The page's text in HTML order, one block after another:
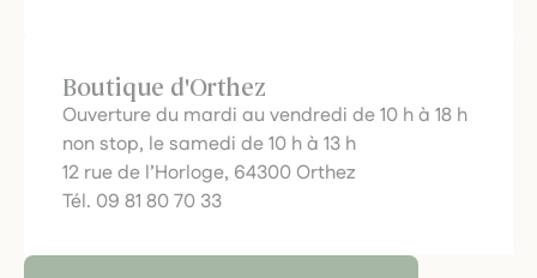
Boutique d'Orthez
Ouverture du mardi au vendredi de 10 h à 18 h
non stop, le samedi de 10 h à 13 h
12 rue de l’Horloge, 64300 Orthez
Tél. 09 81 80 70 33